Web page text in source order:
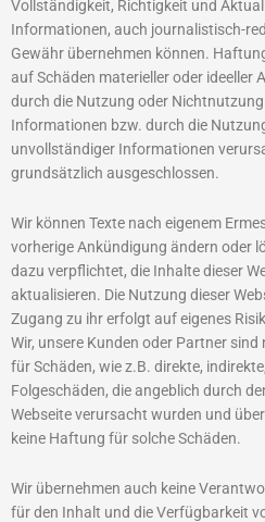
Vollständigkeit, Richtigkeit und
Informationen, auch journalistisch-
Gewähr übernehmen können.
auf Schäden materieller oder ideeller
durch die Nutzung oder
Informationen bzw. durch die
unvollständiger Informationen
grundsätzlich ausgeschlossen.
Wir können Texte nach eigenem
vorherige Ankündigung ändern oder
dazu verpflichtet, die Inhalte dieser
aktualisieren. Die Nutzung dieser
Zugang zu ihr erfolgt auf eigenes
Wir, unsere Kunden oder Partner
für Schäden, wie z.B. direkte,
Folgeschäden, die angeblich durch
Webseite verursacht wurden und
keine Haftung für solche Schäden.
Wir übernehmen auch keine
für den Inhalt und die Verfügbarkeit